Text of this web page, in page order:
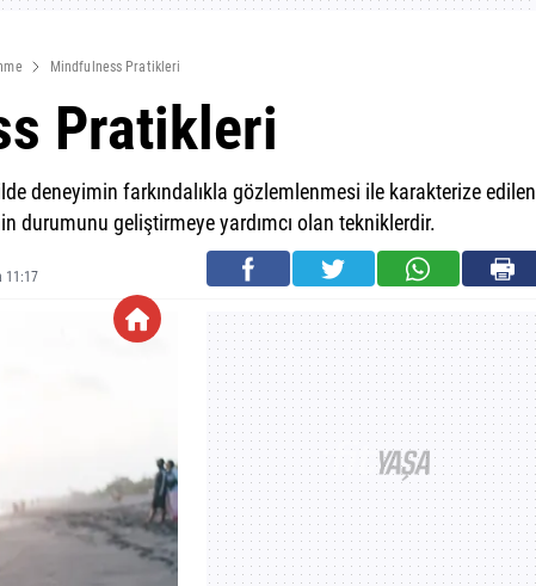
Mindfulness Pratikleri
Pratikleri
deneyimin farkındalıkla gözlemlenmesi ile karakterize edilen
durumunu geliştirmeye yardımcı olan tekniklerdir.
11:17